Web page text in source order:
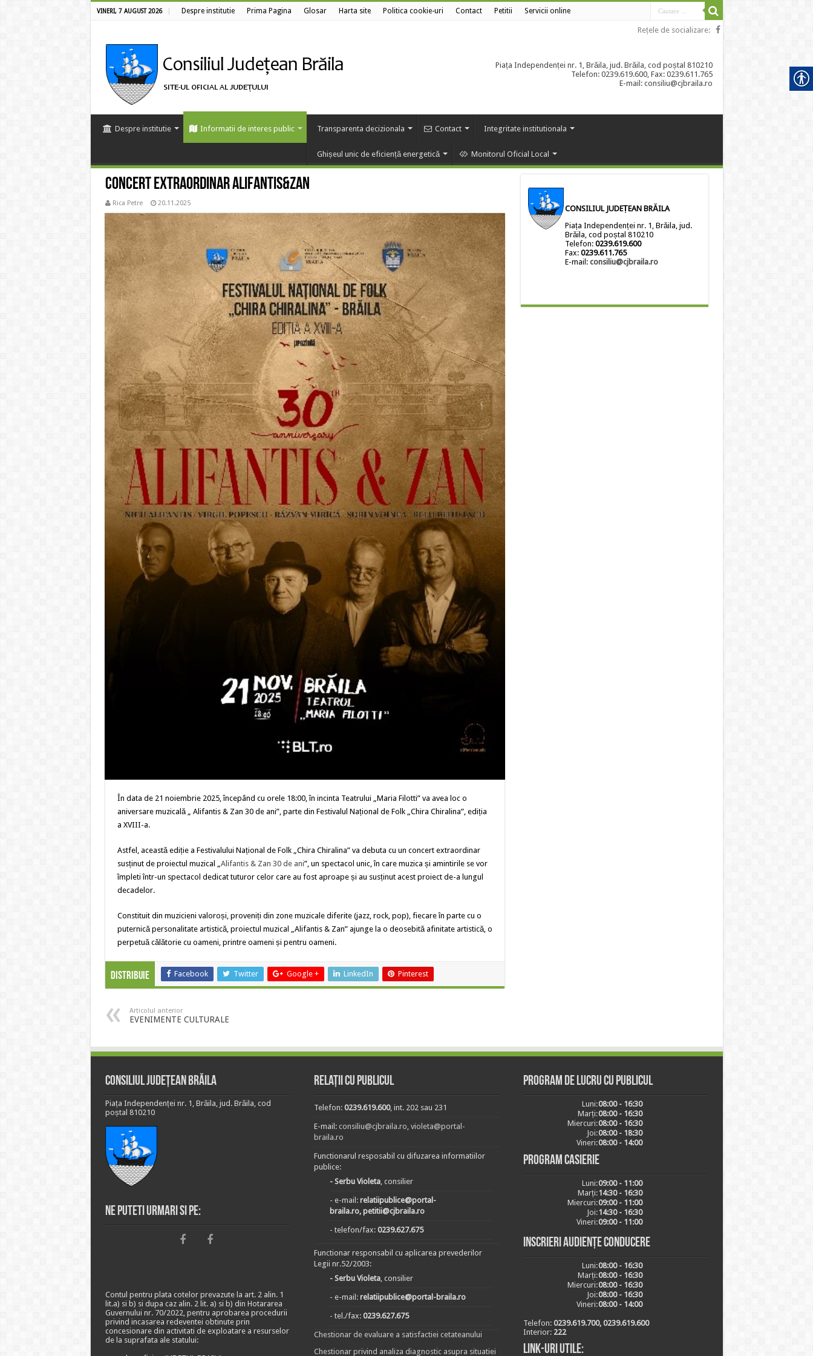
VINERI, 7 AUGUST 2026 Despre institutie Prima Pagina Glosar Harta site Politica cookie-uri Contact Petitii Servicii online
Rețele de socializare:
Piața Independenței nr. 1, Brăila, jud. Brăila, cod poștal 810210
Telefon: 0239.619.600, Fax: 0239.611.765
E-mail: consiliu@cjbraila.ro
Despre institutie Informatii de interes public Transparenta decizionala Contact Integritate institutionala
Ghișeul unic de eficiență energetică Monitorul Oficial Local
Concert extraordinar ALIFANTIS&ZAN
Rica Petre 20.11.2025
În data de 21 noiembrie 2025, începând cu orele 18:00, în incinta Teatrului „Maria Filotti” va avea loc o
aniversare muzicală „ Alifantis & Zan 30 de ani”, parte din Festivalul Național de Folk „Chira Chiralina”, ediția
a XVIII-a.
Astfel, această ediție a Festivalului Național de Folk „Chira Chiralina” va debuta cu un concert extraordinar
susținut de proiectul muzical „Alifantis & Zan 30 de ani”, un spectacol unic, în care muzica și amintirile se vor
împleti într-un spectacol dedicat tuturor celor care au fost aproape și au susținut acest proiect de-a lungul
decadelor.
Constituit din muzicieni valoroși, proveniți din zone muzicale diferite (jazz, rock, pop), fiecare în parte cu o
puternică personalitate artistică, proiectul muzical „Alifantis & Zan” ajunge la o deosebită afinitate artistică, o
perpetuă călătorie cu oameni, printre oameni și pentru oameni.
Distribuie Facebook Twitter Google + LinkedIn Pinterest
Articolul anterior
EVENIMENTE CULTURALE
CONSILIUL JUDEȚEAN BRĂILA
Piața Independenței nr. 1, Brăila, jud.
Brăila, cod poștal 810210
Telefon: 0239.619.600
Fax: 0239.611.765
E-mail: consiliu@cjbraila.ro
Consiliul Județean Brăila
Piața Independenței nr. 1, Brăila, jud. Brăila, cod
poștal 810210
Ne puteti urmari si pe:
Contul pentru plata cotelor prevazute la art. 2 alin. 1
lit.a) si b) si dupa caz alin. 2 lit. a) si b) din Hotararea
Guvernului nr. 70/2022, pentru aprobarea procedurii
privind incasarea redeventei obtinute prin
concesionare din activitati de exploatare a resurselor
de la suprafata ale statului:
Relații cu publicul
Telefon:0239.619.600, int. 202 sau 231
E-mail:consiliu@cjbraila.ro,violeta@portal-
braila.ro
Functionarul resposabil cu difuzarea informatiilor
publice:
- Serbu Violeta, consilier
- e-mail:relatiipublice@portal-
braila.ro, petitii@cjbraila.ro
- telefon/fax:0239.627.675
Functionar responsabil cu aplicarea prevederilor
Legii nr.52/2003:
- Serbu Violeta, consilier
- e-mail:relatiipublice@portal-braila.ro
- tel./fax:0239.627.675
Chestionar de evaluare a satisfactiei cetateanului
Chestionar privind analiza diagnostic asupra situatiei
Program de lucru cu publicul
Luni:08:00 - 16:30
Marți:08:00 - 16:30
Miercuri:08:00 - 16:30
Joi:08:00 - 18:30
Vineri:08:00 - 14:00
Program casierie
Luni:09:00 - 11:00
Marți:14:30 - 16:30
Miercuri:09:00 - 11:00
Joi:14:30 - 16:30
Vineri:09:00 - 11:00
Inscrieri audiențe conducere
Luni:08:00 - 16:30
Marți:08:00 - 16:30
Miercuri:08:00 - 16:30
Joi:08:00 - 16:30
Vineri:08:00 - 14:00
Telefon: 0239.619.700, 0239.619.600
Interior: 222
Link-uri utile: